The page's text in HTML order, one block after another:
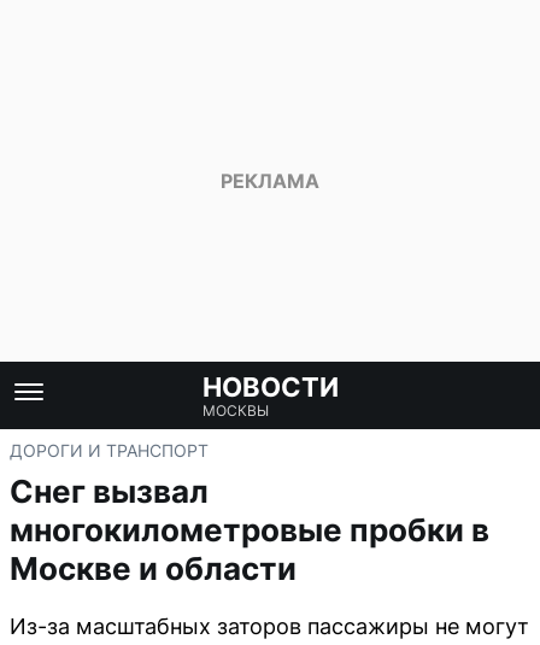
НОВОСТИ
МОСКВЫ
ДОРОГИ И ТРАНСПОРТ
Снег вызвал
многокилометровые пробки в
Москве и области
Из-за масштабных заторов пассажиры не могут